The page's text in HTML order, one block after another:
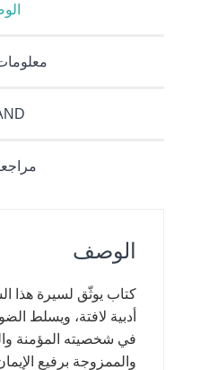
الوصف
كتاب يوثّق لسيرة هذا
أدبية لافتة، ويسلط
في شخصيته المؤمنة
والممزوجة برفيع